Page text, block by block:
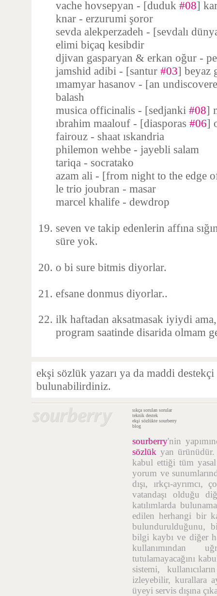
vache hovsepyan - [duduk #08]
knar - erzurumi şoror
sevda alekperzadeh - [sevdalı
elimi biçaq kesibdir
djivan gasparyan & erkan oğur -
jamshid adibi - [santur #03] beyaz
ımamyar hasanov - [an
balash
musica officinalis - [sedjanki #08]
ıbrahim maalouf - [diasporas #06]
fairouz - shaat ıskandria
philemon wehbe - jayebli salam
tariqa - socratako
azam ali - [from night to the edge
le trio joubran - masar
marcel khalife - dewdrop
seven ve takip edenlerin affına
süre yok.
o bi sure bitmis diyorlar.
efsane donmus diyorlar..
ilk haftadan aksatmasak iyiydi
program saatinde disarida olmam
ekşi sözlük yazarı ya da maddi
bulunabilirdiniz.
sıkça sorulan sorular
teknik destek
ekşi sözlükte sourberry
blog
sourberry'nin
sözlük yan
kabul ettiği tüm yasal
yorum ve
dışı, ırkçı-
vatandaşı olduğu
katılımlarda
edilen herhangi bir
bulundurulduğunu,
bilgi kaybı ve diğer
kullanımından
tutulamayacağını
sistemi,
izleyebilir, kurallara
üyeyi servis dışına